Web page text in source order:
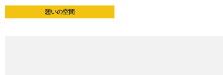
憩いの空間